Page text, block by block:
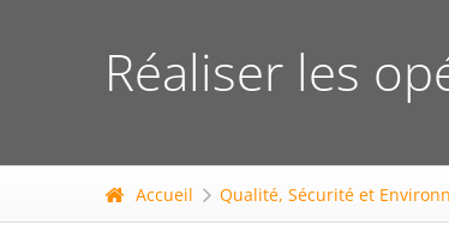
Réaliser les
Accueil Qualité, Sécurité et